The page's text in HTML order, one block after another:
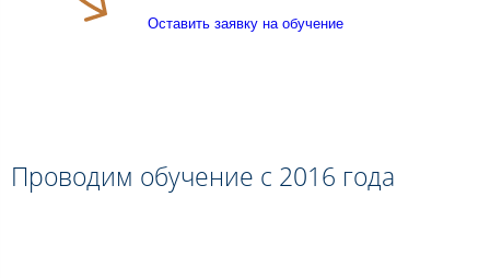
Оставить заявку на обучение
Проводим обучение с 2016 года